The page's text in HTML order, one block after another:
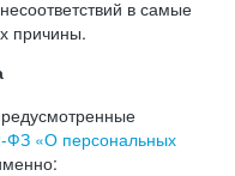
в самые
причины.
ФЗ «О персональных